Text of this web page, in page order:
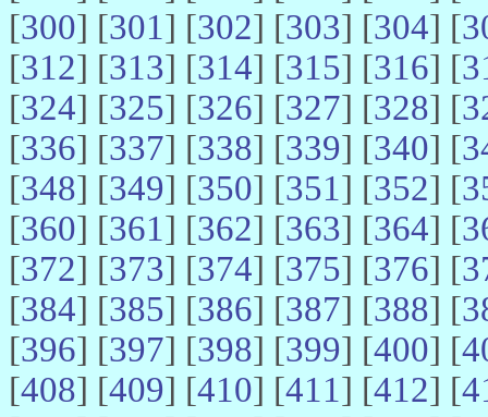
[300] [301] [302] [303] [304] [
[312] [313] [314] [315] [316] [
[324] [325] [326] [327] [328] [
[336] [337] [338] [339] [340] [
[348] [349] [350] [351] [352] [
[360] [361] [362] [363] [364] [
[372] [373] [374] [375] [376] [
[384] [385] [386] [387] [388] [
[396] [397] [398] [399] [400] [
[408] [409] [410] [411] [412] [